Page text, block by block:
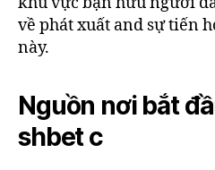
về phát xuất and sự tiến
này.
Nguồn nơi bắt
shbet c